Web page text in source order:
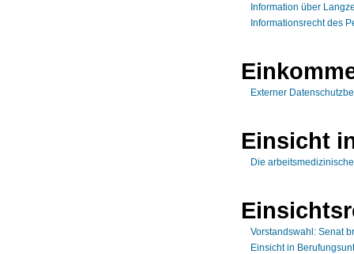
Information über
Informationsrecht des
Externer
Einsicht
Die
Vorstandswahl: Senat
Einsicht in